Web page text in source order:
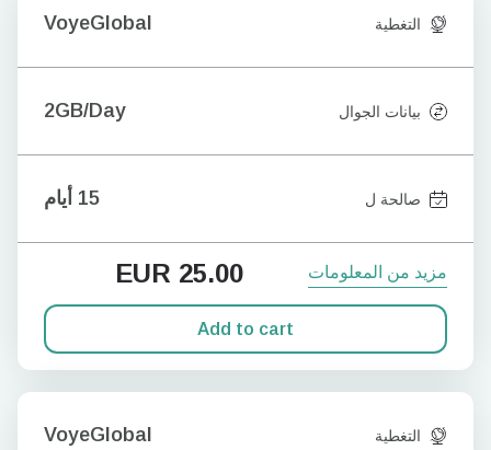
التغطية VoyeGlobal
بيانات الجوال 2GB/Day
صالحة ل 15 أيام
مزيد من المعلومات EUR 25.00
Add to cart
التغطية VoyeGlobal